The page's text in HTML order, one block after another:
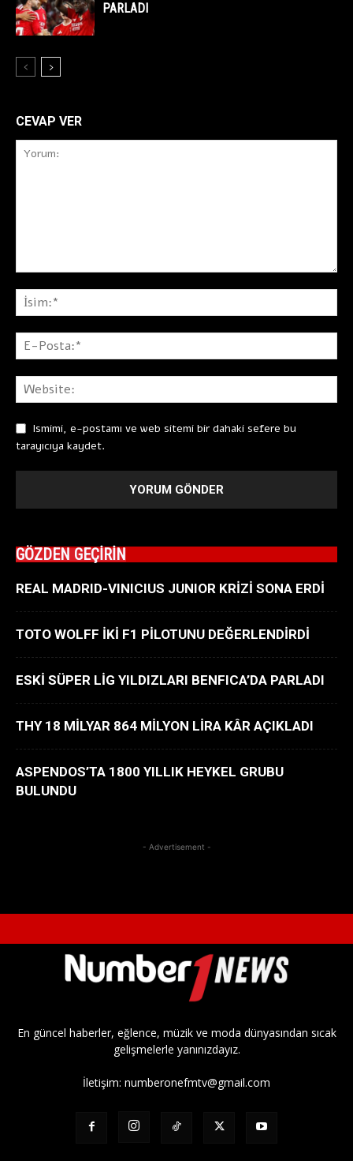
PARLADI
CEVAP VER
Ismimi, e-postamı ve web sitemi bir dahaki sefere bu
tarayıcıya kaydet.
GÖZDEN GEÇİRİN
REAL MADRID-VINICIUS JUNIOR KRİZİ SONA ERDİ
TOTO WOLFF İKİ F1 PİLOTUNU DEĞERLENDİRDİ
ESKİ SÜPER LİG YILDIZLARI BENFICA’DA PARLADI
THY 18 MİLYAR 864 MİLYON LİRA KÂR AÇIKLADI
ASPENDOS’TA 1800 YILLIK HEYKEL GRUBU
BULUNDU
- Advertisement -
En güncel haberler, eğlence, müzik ve moda dünyasından sıcak
gelişmelerle yanınızdayız.
İletişim: numberonefmtv@gmail.com